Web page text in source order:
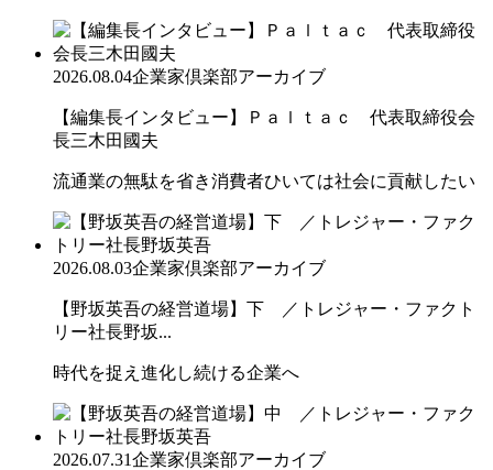
2026.08.04企業家倶楽部アーカイブ
【編集長インタビュー】Ｐａｌｔａｃ 代表取締役会
長三木田國夫
流通業の無駄を省き消費者ひいては社会に貢献したい
2026.08.03企業家倶楽部アーカイブ
【野坂英吾の経営道場】下 ／トレジャー・ファクト
リー社長野坂...
時代を捉え進化し続ける企業へ
2026.07.31企業家倶楽部アーカイブ